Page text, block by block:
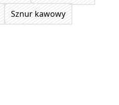
Sznur kawowy